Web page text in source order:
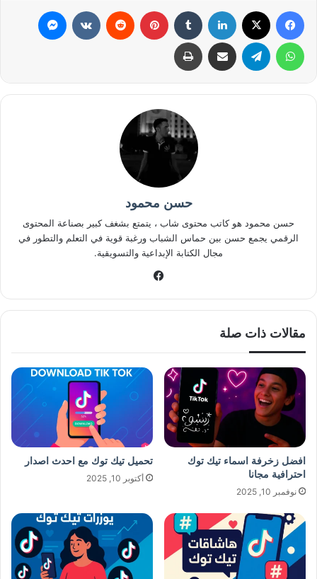
فيسبوك لينكدإن بينتيريست
واتساب تيلقرام مشاركة عبر البريد طباعة
حسن محمود
حسن محمود هو كاتب محتوى شاب ، يتمتع بشغف كبير بصناعة المحتوى
الرقمي يجمع حسن بين حماس الشباب ورغبة قوية في التعلم والتطور في
مجال الكتابة الإبداعية والتسويقية.
مقالات ذات صلة
افضل زخرفة اسماء تيك توك
احترافية مجانا
نوفمبر 10, 2025
تحميل تيك توك مع احدث اصدار
أكتوبر 10, 2025